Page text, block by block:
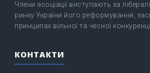
Члени асоціації виступають за
ринку України його реформування,
принципах вільної та чесної
КОНТАКТИ